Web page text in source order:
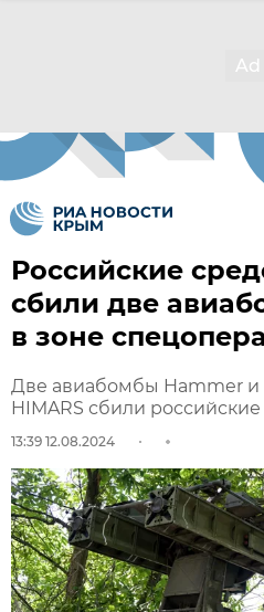
Российские
сбили две
в зоне
Две авиабомбы Hammer и
HIMARS сбили
13:39 12.08.2024